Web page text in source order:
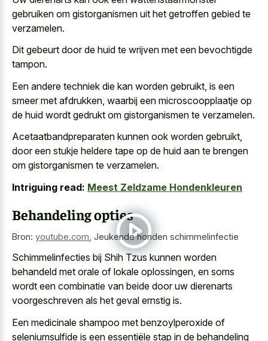
gebruiken om gistorganismen uit het getroffen gebied te
verzamelen.
Dit gebeurt door de huid te wrijven met een bevochtigde
tampon.
Een andere techniek die kan worden gebruikt, is een
smeer met afdrukken, waarbij een microscoopplaatje op
de huid wordt gedrukt om gistorganismen te verzamelen.
Acetaatbandpreparaten kunnen ook worden gebruikt,
door een stukje heldere tape op de huid aan te brengen
om gistorganismen te verzamelen.
Intriguing read: Meest Zeldzame Hondenkleuren
Behandeling opties
Bron: youtube.com Jeukende honden schimmelinfectie
Schimmelinfecties bij Shih Tzus kunnen worden
behandeld met orale of lokale oplossingen, en soms
wordt een combinatie van beide door uw dierenarts
voorgeschreven als het geval ernstig is.
Een medicinale shampoo met benzoylperoxide of
seleniumsulfide is een essentiële stap in de behandeling